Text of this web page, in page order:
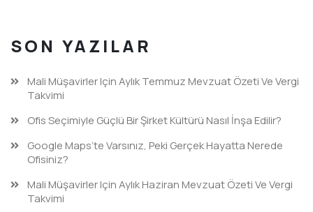
SON YAZILAR
Mali Müşavirler Için Aylık Temmuz Mevzuat Özeti Ve Vergi
Takvimi
Ofis Seçimiyle Güçlü Bir Şirket Kültürü Nasıl İnşa Edilir?
Google Maps’te Varsınız, Peki Gerçek Hayatta Nerede
Ofisiniz?
Mali Müşavirler Için Aylık Haziran Mevzuat Özeti Ve Vergi
Takvimi